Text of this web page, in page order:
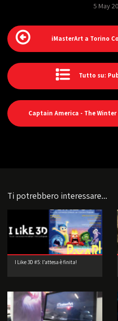
5 May
iMasterArt a Torino
Tutto su:
Captain America - The
Ti potrebbero interessare...
I Like 3D #5: l’attesa è finita!